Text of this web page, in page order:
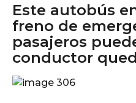
Este autobús
freno de
pasajeros
conductor